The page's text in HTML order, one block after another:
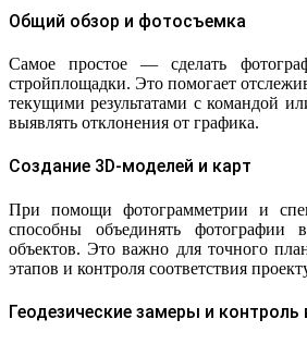
Общий обзор и фотосъемка
Самое простое — сделать
стройплощадки. Это помогает
текущими результатами с командой
выявлять отклонения от графика.
Создание 3D-моделей и карт
При помощи фотограмметрии и
способны объединять фотографии
объектов. Это важно для точного
этапов и контроля соответствия
Геодезические замеры и контроль